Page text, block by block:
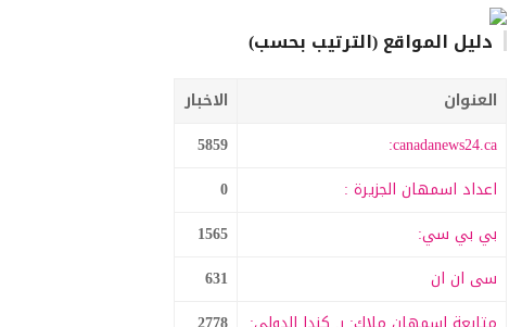
دليل المواقع (الترتيب بحسب)
العنوان
الاخبار
canadanews24.ca:
5859
اعداد اسمهان الجزيرة :
0
بي بي سي:
1565
سى ان ان
631